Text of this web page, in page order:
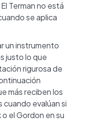
Terman no está
se aplica
un instrumento
justo lo que
rigurosa de
más reciben los
cuando evalúan si
el Gordon en su